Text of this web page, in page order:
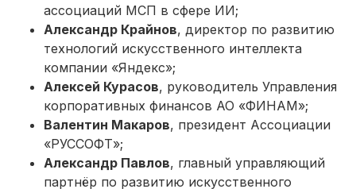
ассоциаций МСП в сфере ИИ;
Александр Крайнов, директор по развитию
технологий искусственного интеллекта
компании «Яндекс»;
Алексей Курасов, руководитель Управления
корпоративных финансов АО «ФИНАМ»;
Валентин Макаров, президент Ассоциации
«РУССОФТ»;
Александр Павлов, главный управляющий
партнёр по развитию искусственного